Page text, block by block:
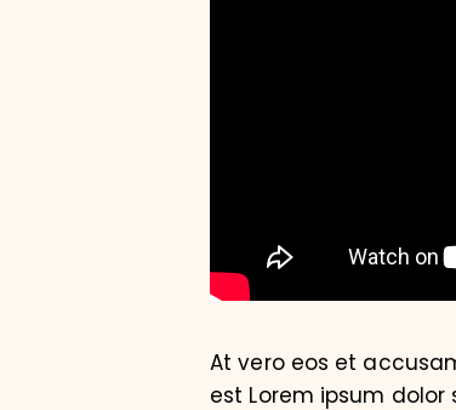
At vero eos et
est Lorem ipsum